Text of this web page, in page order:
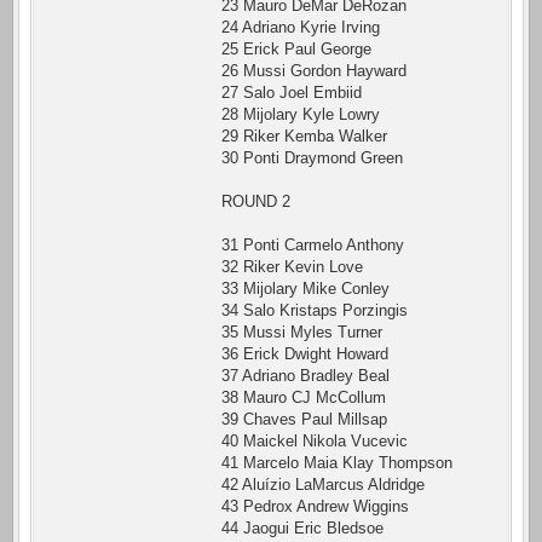
23 Mauro DeMar DeRozan
24 Adriano Kyrie Irving
25 Erick Paul George
26 Mussi Gordon Hayward
27 Salo Joel Embiid
28 Mijolary Kyle Lowry
29 Riker Kemba Walker
30 Ponti Draymond Green
ROUND 2
31 Ponti Carmelo Anthony
32 Riker Kevin Love
33 Mijolary Mike Conley
34 Salo Kristaps Porzingis
35 Mussi Myles Turner
36 Erick Dwight Howard
37 Adriano Bradley Beal
38 Mauro CJ McCollum
39 Chaves Paul Millsap
40 Maickel Nikola Vucevic
41 Marcelo Maia Klay Thompson
42 Aluízio LaMarcus Aldridge
43 Pedrox Andrew Wiggins
44 Jaogui Eric Bledsoe